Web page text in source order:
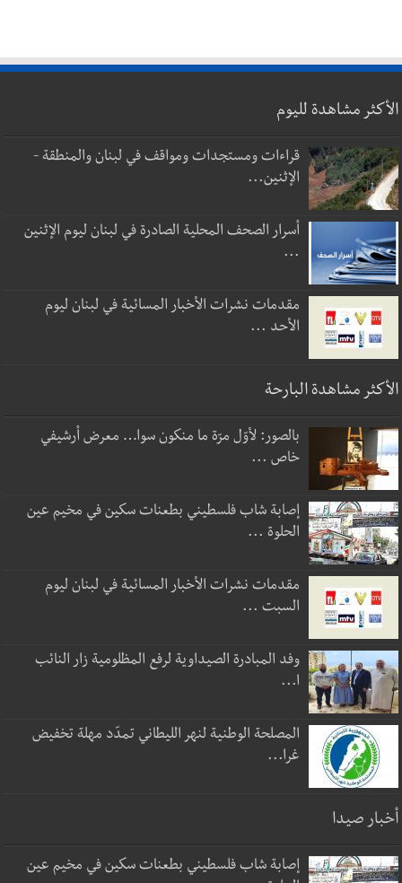
الأكثر مشاهدة لليوم
قراءات ومستجدات ومواقف في لبنان والمنطقة -
الإثنين...
أسرار الصحف المحلية الصادرة في لبنان ليوم الإثنين
...
مقدمات نشرات الأخبار المسائية في لبنان ليوم
الأحد ...
الأكثر مشاهدة البارحة
بالصور: لأوّل مرّة ما منكون سوا… معرض أرشيفي
خاص ...
إصابة شاب فلسطيني بطعنات سكين في مخيم عين
الحلوة ...
مقدمات نشرات الأخبار المسائية في لبنان ليوم
السبت ...
وفد المبادرة الصيداوية لرفع المظلومية زار النائب
ا...
المصلحة الوطنية لنهر الليطاني تمدّد مهلة تخفيض
غرا...
أخبار صيدا
إصابة شاب فلسطيني بطعنات سكين في مخيم عين